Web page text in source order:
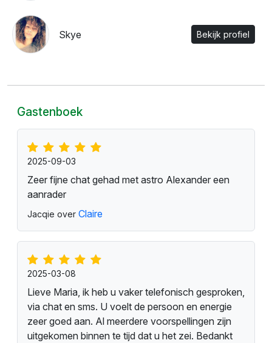
Skye Bekijk profiel
Gastenboek
2025-09-03
Zeer fijne chat gehad met astro Alexander een
aanrader
Jacqie over Claire
2025-03-08
Lieve Maria, ik heb u vaker telefonisch gesproken,
via chat en sms. U voelt de persoon en energie
zeer goed aan. Al meerdere voorspellingen zijn
uitgekomen binnen te tijd dat u het zei. Bedankt